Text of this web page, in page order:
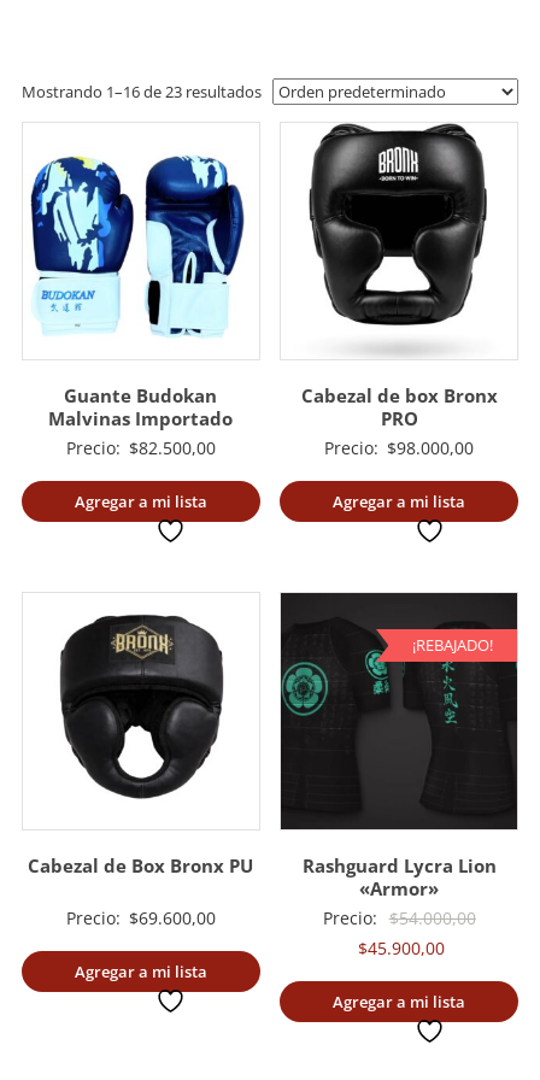
Mostrando 1–16 de 23 resultados
Guante Budokan
Malvinas Importado
Precio: $82.500,00
Agregar a mi lista
Cabezal de box Bronx
PRO
Precio: $98.000,00
Agregar a mi lista
Cabezal de Box Bronx PU
Precio: $69.600,00
Agregar a mi lista
¡REBAJADO!
Rashguard Lycra Lion
«Armor»
Precio: $54.000,00El
original
$45.900,00El
precio
actual
Agregar a mi lista